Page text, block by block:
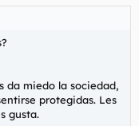
da miedo la sociedad,
protegidas. Les
gusta.